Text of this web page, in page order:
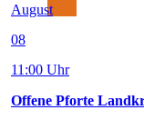
August
08
11:00 Uhr
Offene Pforte